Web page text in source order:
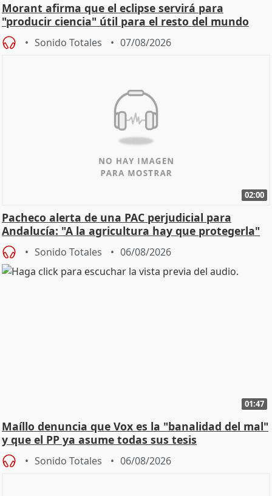
Morant afirma que el eclipse servirá para
"producir ciencia" útil para el resto del mundo
Sonido Totales 07/08/2026
02:00
Pacheco alerta de una PAC perjudicial para
Andalucía: "A la agricultura hay que protegerla"
Sonido Totales 06/08/2026
01:47
Maíllo denuncia que Vox es la "banalidad del mal"
y que el PP ya asume todas sus tesis
Sonido Totales 06/08/2026